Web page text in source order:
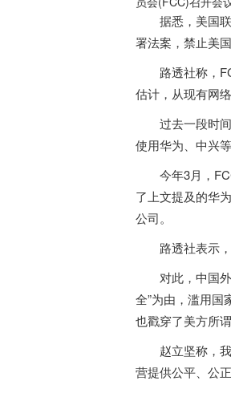
据悉， 美国
署法案，禁止美国
路透社称，
估计，从现有网
过去一段时间
使用华为、中兴
今年3月，
了上文提及的华
公司。
路透社表示，
对此，中国外
全”为由，滥用国
也戳穿了美方所
赵立坚称，我
营提供公平、公